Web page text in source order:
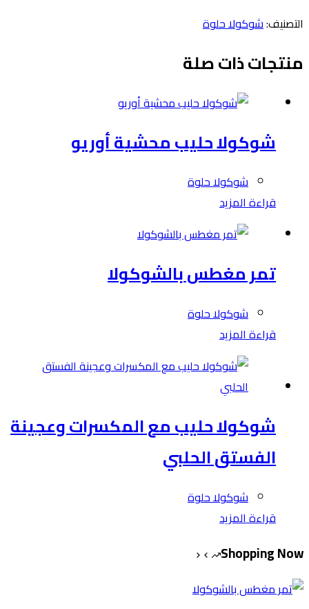
التصنيف:شوكولا حلوة
منتجات ذات صلة
شوكولا حليب محشية أوريو
شوكولا حلوة
قراءة المزيد
تمر مغطس بالشوكولا
شوكولا حلوة
قراءة المزيد
شوكولا حليب مع المكسرات وعجينة
الفستق الحلبي
شوكولا حلوة
قراءة المزيد
Shopping Now